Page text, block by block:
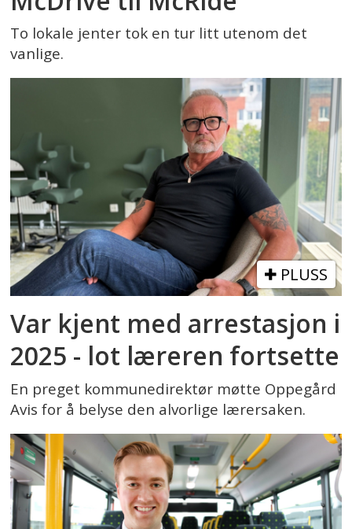
To lokale jenter tok en tur litt utenom det
vanlige.
PLUSS
Var kjent med arrestasjon i
2025 - lot læreren fortsette
En preget kommunedirektør møtte Oppegård
Avis for å belyse den alvorlige lærersaken.